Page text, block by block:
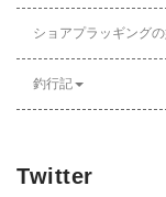
ショアプラッギング
釣行記
Twitter